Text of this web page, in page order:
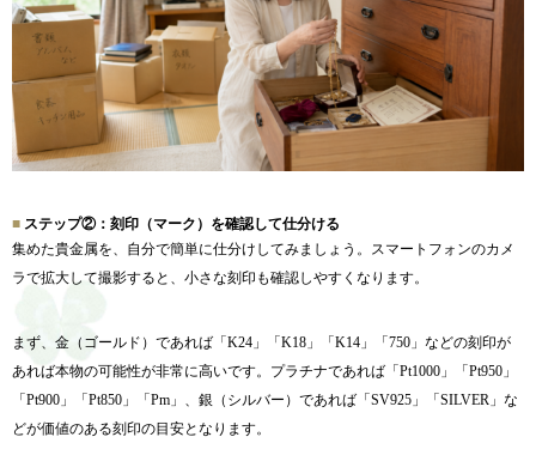
ステップ②：刻印（マーク）を確認して仕分ける
集めた貴金属を、自分で簡単に仕分けしてみましょう。スマートフォンのカメ
ラで拡大して撮影すると、小さな刻印も確認しやすくなります。
まず、金（ゴールド）であれば「K24」「K18」「K14」「750」などの刻印が
あれば本物の可能性が非常に高いです。プラチナであれば「Pt1000」「Pt950」
「Pt900」「Pt850」「Pm」、銀（シルバー）であれば「SV925」「SILVER」な
どが価値のある刻印の目安となります。